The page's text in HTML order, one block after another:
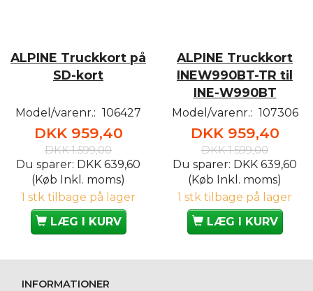
ALPINE Truckkort på
SD-kort
Model/varenr.: 106427
DKK 959,40
DKK 1.599,00
Du sparer: DKK 639,60
(Køb Inkl. moms)
1 stk tilbage på lager
LÆG I KURV
ALPINE Truckkort
INEW990BT-TR til
INE-W990BT
Model/varenr.: 107306
DKK 959,40
DKK 1.599,00
Du sparer: DKK 639,60
(Køb Inkl. moms)
1 stk tilbage på lager
LÆG I KURV
INFORMATIONER